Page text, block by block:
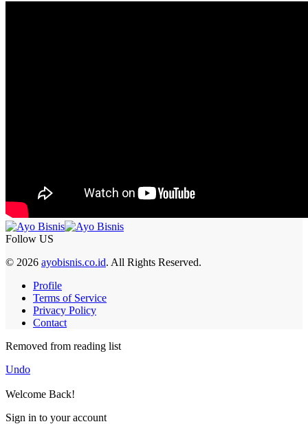
Follow US
© 2026 ayobisnis.co.id. All Rights Reserved.
Profile
Terms of Service
Privacy Policy
Contact
Removed from reading list
Undo
Welcome Back!
Sign in to your account